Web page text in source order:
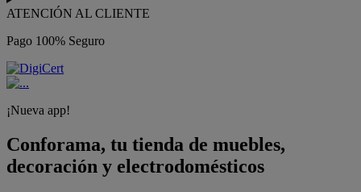
ATENCIÓN AL CLIENTE
Pago 100% Seguro
¡Nueva app!
Conforama, tu tienda de muebles,
decoración y electrodomésticos